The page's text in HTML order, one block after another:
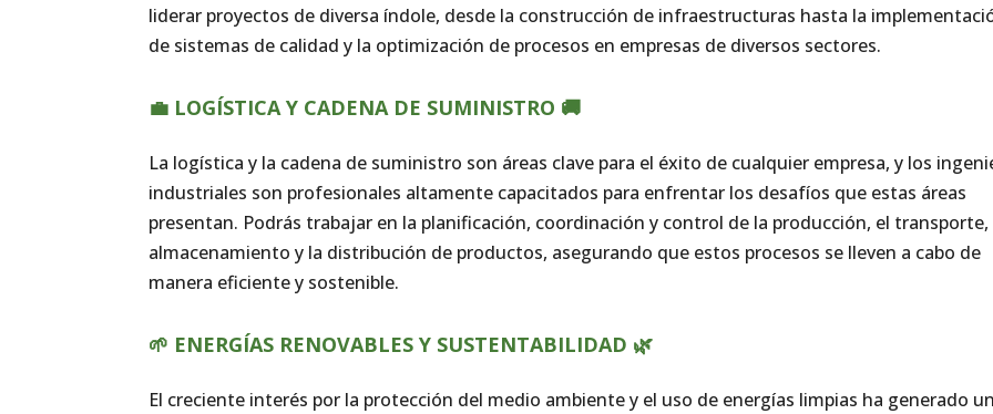
liderar proyectos de diversa índole, desde la construcción de infraestructuras hasta la
de sistemas de calidad y la optimización de procesos en empresas de diversos sectores.
💼 LOGÍSTICA Y CADENA DE SUMINISTRO 🚚
La logística y la cadena de suministro son áreas clave para el éxito de cualquier empresa, y los
industriales son profesionales altamente capacitados para enfrentar los desafíos que estas áreas
presentan. Podrás trabajar en la planificación, coordinación y control de la producción, el transporte,
almacenamiento y la distribución de productos, asegurando que estos procesos se lleven a cabo de
manera eficiente y sostenible.
🌱 ENERGÍAS RENOVABLES Y SUSTENTABILIDAD 🌿
El creciente interés por la protección del medio ambiente y el uso de energías limpias ha generado